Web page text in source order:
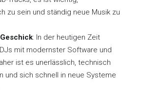
zu sein und ständig neue Musik zu
: In der heutigen Zeit
mit modernster Software und
ist es unerlässlich, technisch
und sich schnell in neue Systeme